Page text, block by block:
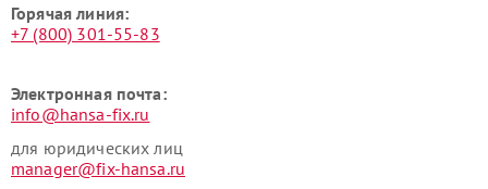
Горячая линия:
+7 (800) 301-55-83
Электронная почта:
info@hansa-fix.ru
для юридических лиц
manager@fix-hansa.ru